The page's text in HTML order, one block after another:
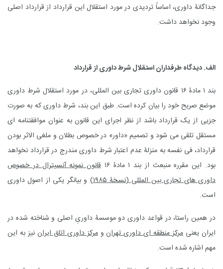
جداگانۀ داوری، اساساً تردیدی در مورد استقلال این قرارداد از قرارداد اصلی
وجود نخواهد داشت.
الف. دیدگاه طرفداران استقلال شرط داوری از قرارداد
بند ۱ مادۀ ۱۶
قانون داوری تجاری بین المللی، در مورد استقلال شرط داوری
موضع صریح خود را بیان کرده است. طبق این بند، شرط داوری که به صورت
جزیی از‌ یک قرارداد باشد از نظر اجرای این قانون به عنوان موافقتنامه ای
مستقل تلقی می شود و تصمیم «‌داور» در خصوص بطلان و ملغی الاثر بودن
قرارداد، فی نفسه به منزلۀ عدم اعتبار شرط داوری مندرج در قرارداد نخواهد
بود. این مقرره منبعث از بند ۱ مادۀ ۱۶
قانون نمونه آنسیترال در خصوص
داوری های تجاری بین المللی (نسخۀ ۱۹۸۵)
و بیانگر یکی از اصول داوری
است.
در همین راستا، در قواعد داوری دو موسسۀ داوریِ اصلی و شناخته شده در
ایران یعنیمرکز منطقه ای داوری تهرانومرکز داوری اتاق ایران نیز به این
مهم اشاره شده است.